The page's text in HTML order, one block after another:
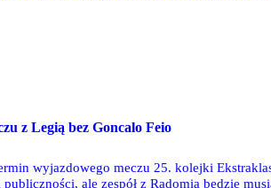
z Legią bez Goncalo Feio
wyjazdowego meczu 25. kolejki
ale zespół z Radomia będzie